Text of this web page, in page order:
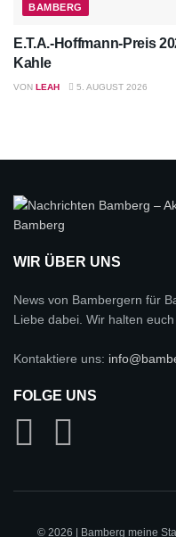
BAMBERG
E.T.A.-Hoffmann-Preis
Kahle
VON LEAH 5. AUGUST 2026
WIR ÜBER UNS
News von Bambergern für
Liebe dabei. Wir halten
Kontaktiere uns:
FOLGE UNS
© 2026 | Bamberg meine